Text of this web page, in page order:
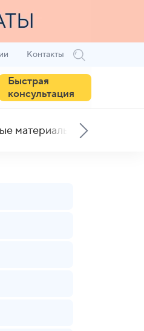
Контакты
Быстрая
консультация
материалы